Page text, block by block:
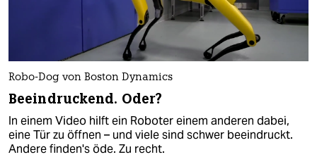
Robo-Dog von Boston Dynamics
Beeindruckend. Oder?
In einem Video hilft ein Roboter einem anderen dabei,
eine Tür zu öffnen – und viele sind schwer beeindruckt.
Andere finden's öde. Zu recht.